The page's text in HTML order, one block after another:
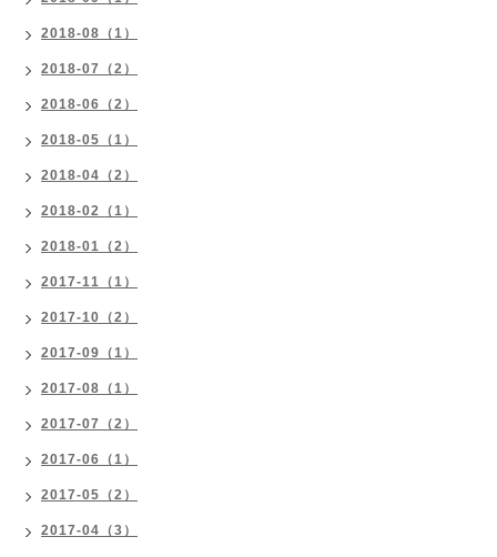
2018-08（1）
2018-07（2）
2018-06（2）
2018-05（1）
2018-04（2）
2018-02（1）
2018-01（2）
2017-11（1）
2017-10（2）
2017-09（1）
2017-08（1）
2017-07（2）
2017-06（1）
2017-05（2）
2017-04（3）